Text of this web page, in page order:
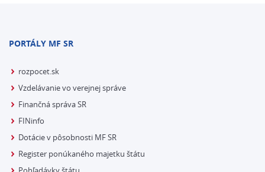
PORTÁLY MF SR
rozpocet.sk
Vzdelávanie vo verejnej správe
Finančná správa SR
FINinfo
Dotácie v pôsobnosti MF SR
Register ponúkaného majetku štátu